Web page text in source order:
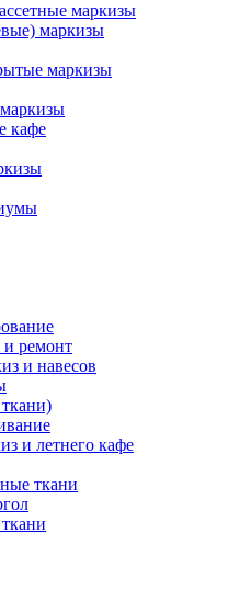
маркизы
маркизы
маркизы
кафе
ремонт
и навесов
и летнего кафе
ткани